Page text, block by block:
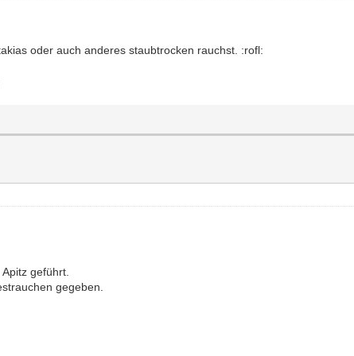
oder auch anderes staubtrocken rauchst. :rofl:
geführt.
gegeben.